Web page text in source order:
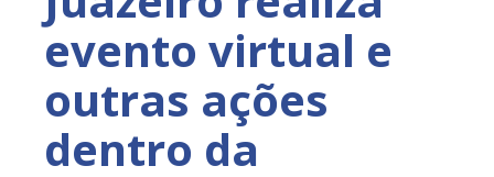
evento virtual e
outras ações
dentro da